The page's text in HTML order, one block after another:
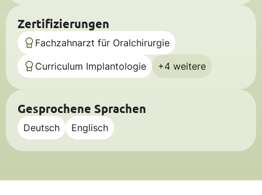
Zertifizierungen
Fachzahnarzt für Oralchirurgie
Curriculum Implantologie
+4 weitere
Gesprochene Sprachen
Deutsch Englisch